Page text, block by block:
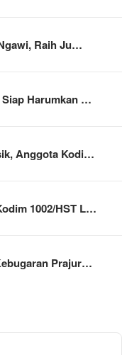
Raih Ju…
Harumkan …
Anggota Kodi…
1002/HST L…
Prajur…